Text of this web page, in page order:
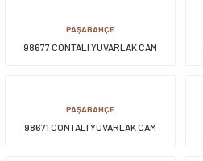
PAŞABAHÇE
98677 CONTALI YUVARLAK CAM
PAŞABAHÇE
98671 CONTALI YUVARLAK CAM